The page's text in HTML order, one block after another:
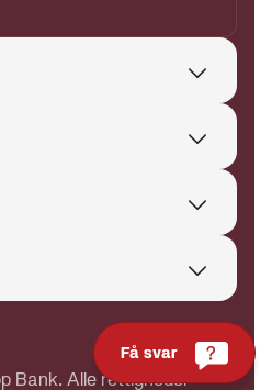
Bank. Alle rettigheder
Få svar